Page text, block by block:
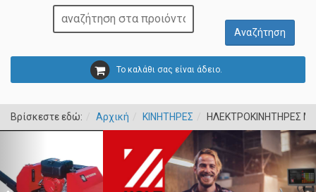
Το καλάθι σας είναι άδειο.
Βρίσκεστε εδώ: Αρχική ΚΙΝΗΤΗΡΕΣ ΗΛΕΚΤΡΟΚΙΝΗΤΗΡΕΣ